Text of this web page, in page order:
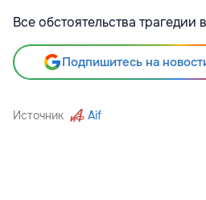
Все обстоятельства трагедии
Подпишитесь на
Источник Aif